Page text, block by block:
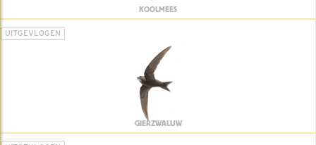
KOOLMEES
UITGEVLOGEN
GIERZWALUW